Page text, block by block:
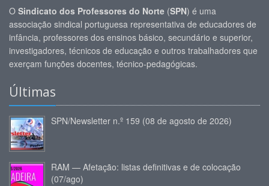
O Sindicato dos Professores do Norte (SPN) é uma
associação sindical portuguesa representativa de educadores de
infância, professores dos ensinos básico, secundário e superior,
investigadores, técnicos de educação e outros trabalhadores que
exerçam funções docentes, técnico-pedagógicas.
Últimas
SPN/Newsletter n.º 159 (08 de agosto de 2026)
RAM — Afetação: listas definitivas e de colocação
(07/ago)